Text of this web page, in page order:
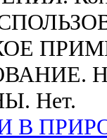
Нет.
В